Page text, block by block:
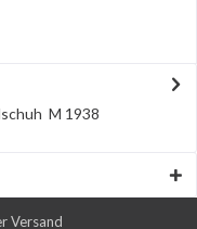
M 1938
Versand